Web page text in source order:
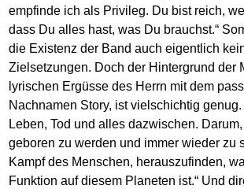
empfinde ich als Privileg. Du bist reich,
dass Du alles hast, was Du brauchst.“
die Existenz der Band auch eigentlich
Zielsetzungen. Doch der Hintergrund der
lyrischen Ergüsse des Herrn mit dem
Nachnamen Story, ist vielschichtig genug.
Leben, Tod und alles dazwischen.
geboren zu werden und immer wieder zu
Kampf des Menschen, herauszufinden,
Funktion auf diesem Planeten ist.“ Und